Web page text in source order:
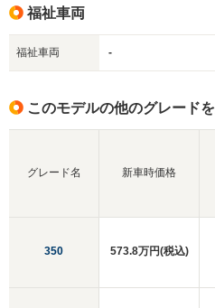
福祉車両
福祉車両 -
このモデルの他のグレード
グレード名
350
新車時価格
573.8万円(税込)